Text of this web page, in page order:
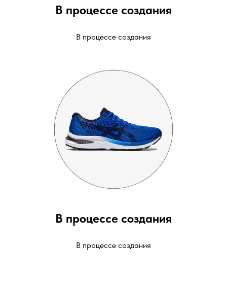
В процессе создания
В процессе создания
В процессе создания
В процессе создания